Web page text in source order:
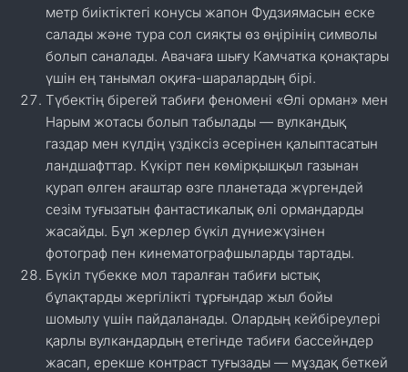
метр биіктіктегі конусы жапон Фудзиямасын еске
салады және тура сол сияқты өз өңірінің символы
болып саналады. Авачаға шығу Камчатка қонақтары
үшін ең танымал оқиға-шаралардың бірі.
Түбектің бірегей табиғи феномені «Өлі орман» мен
Нарым жотасы болып табылады — вулкандық
газдар мен күлдің үздіксіз әсерінен қалыптасатын
ландшафттар. Күкірт пен көмірқышқыл газынан
қурап өлген ағаштар өзге планетада жүргендей
сезім туғызатын фантастикалық өлі ормандарды
жасайды. Бұл жерлер бүкіл дүниежүзінен
фотограф пен кинематографшыларды тартады.
Бүкіл түбекке мол таралған табиғи ыстық
бұлақтарды жергілікті тұрғындар жыл бойы
шомылу үшін пайдаланады. Олардың кейбіреулері
қарлы вулкандардың етегінде табиғи бассейндер
жасап, ерекше контраст туғызады — мұздақ беткей